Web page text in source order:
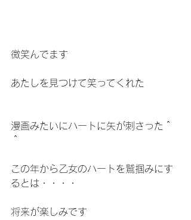
微笑んでます
あたしを見つけて笑ってくれた
漫画みたいにハートに矢が刺さった＾
＾
この年から乙女のハートを鷲掴みにす
るとは・・・・
将来が楽しみです